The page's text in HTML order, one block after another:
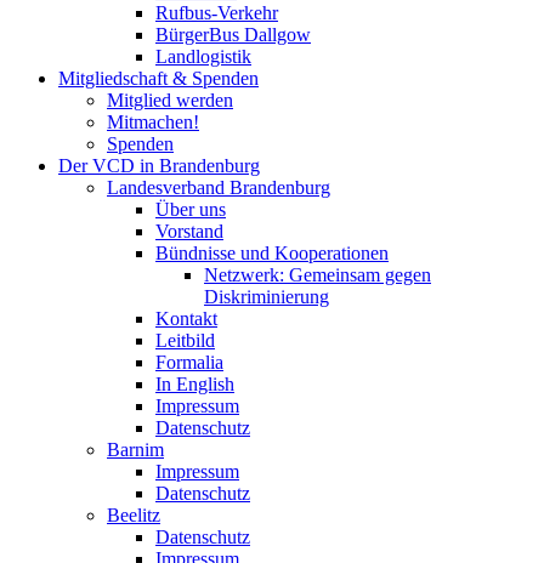
Rufbus-Verkehr
BürgerBus Dallgow
Landlogistik
Mitgliedschaft & Spenden
Mitglied werden
Mitmachen!
Spenden
Der VCD in Brandenburg
Landesverband Brandenburg
Über uns
Vorstand
Bündnisse und Kooperationen
Netzwerk: Gemeinsam gegen
Diskriminierung
Kontakt
Leitbild
Formalia
In English
Impressum
Datenschutz
Barnim
Impressum
Datenschutz
Beelitz
Datenschutz
Impressum